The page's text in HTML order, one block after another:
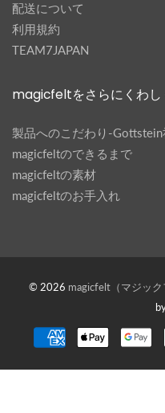
配送について
利用規約
TEAM7JAPAN
magicfeltをさらにくわし
製品へのこだわり-Gottstein
magicfeltのできるまで
magicfeltの素材
magicfeltのお手入れ
© 2026 magicfelt（マジック